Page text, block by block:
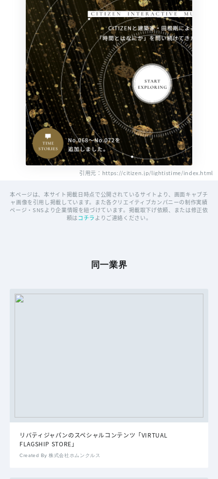
引用元：https://citizen.jp/lightistime/index.html
本ページは、本サイト掲載日時点で公開されているサイトより、画面キャプチ
ャ画像を引用し掲載しています。また各クリエイティブカンパニーの制作実績
ページ・SNSより企業情報を紐づけています。掲載取下げ依頼、または修正依
頼はコチラよりご連絡ください。
同一業界
リバティジャパンのスペシャルコンテンツ「VIRTUAL
FLAGSHIP STORE」
Created By 株式会社ホムンクルス